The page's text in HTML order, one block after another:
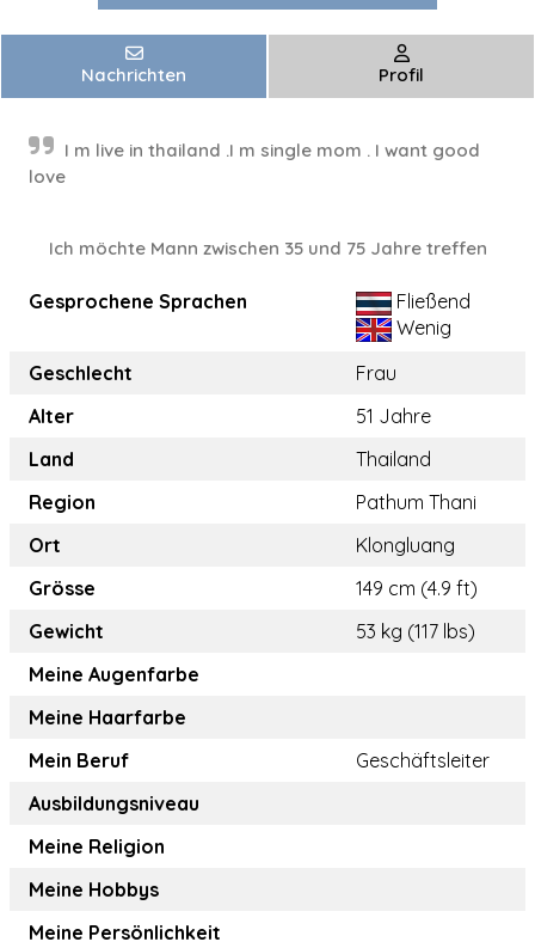
Nachrichten Profil
I m live in thailand .I m single mom . I want good
love
Ich möchte Mann zwischen 35 und 75 Jahre treffen
Gesprochene Sprachen
Fließend
Wenig
Geschlecht
Frau
Alter
51 Jahre
Land
Thailand
Region
Pathum Thani
Ort
Klongluang
Grösse
149 cm (4.9 ft)
Gewicht
53 kg (117 lbs)
Meine Augenfarbe
Meine Haarfarbe
Mein Beruf
Geschäftsleiter
Ausbildungsniveau
Meine Religion
Meine Hobbys
Meine Persönlichkeit